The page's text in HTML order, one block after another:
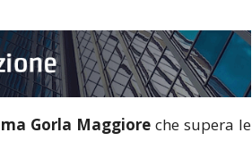
Gorla Maggioreche supera le